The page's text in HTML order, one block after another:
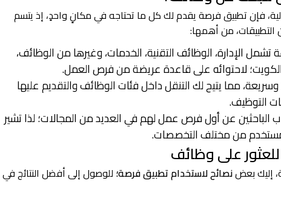
فإن تطبيق فرصة يقدم لك كل ما تحتاجه في مكانٍ واحدٍ، إذ يتسم
التطبيقات، من أهمها:
الإدارة، الوظائف التقنية، الخدمات، وغيرها من الوظائف،
لاحتوائه على قاعدة عريضة من فرص العمل.
مما يتيح لك التنقل داخل فئات الوظائف والتقديم عليها
التوظيف.
الباحثين عن أول فرص عمل لهم في العديد من المجالات؛ لذا تشير
على وظائف
إليك بعضنصائح لاستخدام تطبيق فرصة؛ للوصول إلى أفضل النتائج في